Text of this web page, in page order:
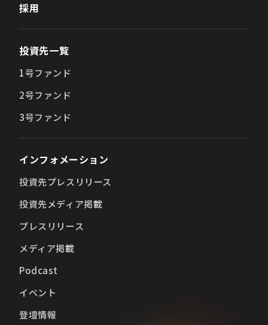
採用
投資先一覧
1号ファンド
2号ファンド
3号ファンド
インフォメーション
投資先プレスリリース
投資先メディア掲載
プレスリリース
メディア掲載
Podcast
イベント
登壇情報